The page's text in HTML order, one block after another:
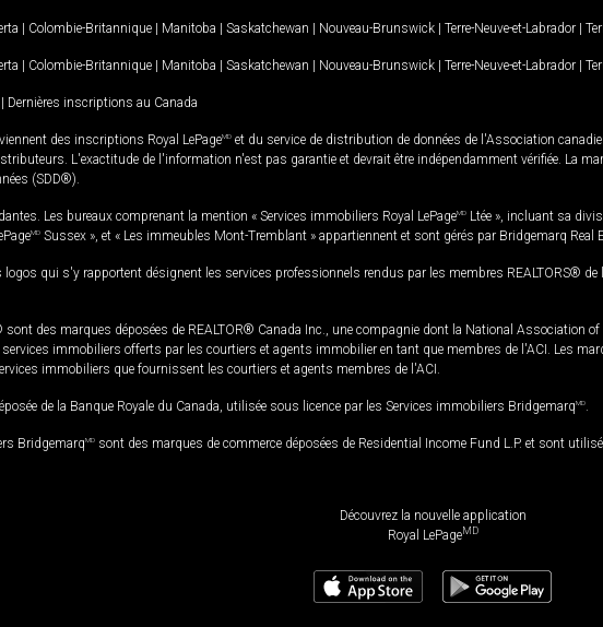
| Colombie-Britannique | Manitoba | Saskatchewan | Nouveau-Brunswick | Terre-Neuve-et-Labrador |
| Colombie-Britannique | Manitoba | Saskatchewan | Nouveau-Brunswick | Terre-Neuve-et-Labrador |
| Dernières inscriptions au Canada
des inscriptions Royal LePageMD et du service de distribution de données de l'Association
L'exactitude de l'information n'est pas garantie et devrait être indépendamment vérifiée. La
(SDD®).
Les bureaux comprenant la mention « Services immobiliers Royal LePageMD Ltée », incluant sa
MD Sussex », et « Les immeubles Mont-Tremblant » appartiennent et sont gérés par Bridgemarq Real
qui s'y rapportent désignent les services professionnels rendus par les membres REALTORS®
sont des marques déposées de REALTOR® Canada Inc., une compagnie dont la National Association
immobiliers offerts par les courtiers et agents immobilier en tant que membres de l'ACI. Les
immobiliers que fournissent les courtiers et agents membres de l'ACI.
de la Banque Royale du Canada, utilisée sous licence par les Services immobiliers BridgemarqMD
BridgemarqMD sont des marques de commerce déposées de Residential Income Fund L.P. et sont
Découvrez la nouvelle application
Royal LePageMD